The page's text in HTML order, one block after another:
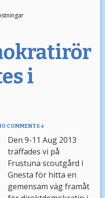
i
COMMENTS ↓
Den 9-11 Aug 2013
träffades vi på
Frustuna scoutgård i
Gnesta för hitta en
gemensam väg framåt